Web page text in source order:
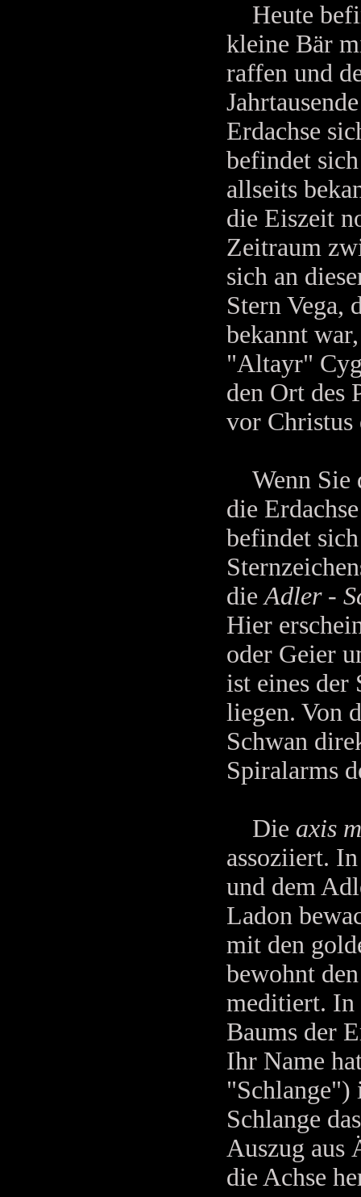
Heute
kleine Bär
raffen und
Erdachse
befindet
allseits
die Eiszeit
Zeitraum
sich an
Stern Vega,
bekannt
"Altayr"
den Ort des
vor Christus
Wenn Sie
die
befindet
dieAdler -
Hier
oder Geier
ist eines der
liegen. Von
Schwan
Spiralarms
Die axis
assoziiert.
und dem
Ladon
mit den
bewohnt
meditiert. In
Baums der
Ihr Name
"Schlange")
Schlange
Auszug aus
die Achse